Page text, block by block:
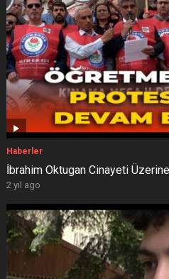
Haberler
İbrahim Oktugan Cinayeti
2 yıl ago